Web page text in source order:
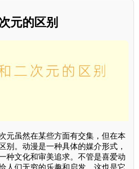
元的区别
元虽然在某些方面有交集，但在本
别。动漫是一种具体的媒介形式，
种文化和审美追求。不管是喜爱动